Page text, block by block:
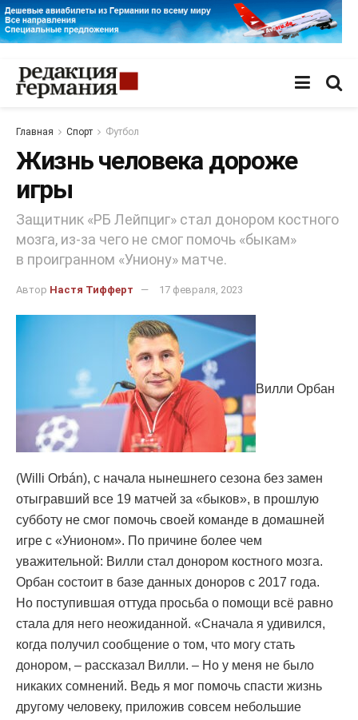
Главная Спорт Футбол
Жизнь человека дороже
игры
Защитник «РБ Лейпциг» стал донором костного
мозга, из-за чего не смог помочь «быкам»
в проигранном «Униону» матче.
Автор Настя Тифферт 17 февраля, 2023
Вилли Орбан
(Willi Orbán), с начала нынешнего сезона без замен
отыгравший все 19 матчей за «быков», в прошлую
субботу не смог помочь своей команде в домашней
игре с «Унионом». По причине более чем
уважительной: Вилли стал донором костного мозга.
Орбан состоит в базе данных доноров с 2017 года.
Но поступившая оттуда просьба о помощи всё равно
стала для него неожиданной. «Сначала я удивился,
когда получил сообщение о том, что могу стать
донором, – рассказал Вилли. – Но у меня не было
никаких сомнений. Ведь я мог помочь спасти жизнь
другому человеку, приложив совсем небольшие